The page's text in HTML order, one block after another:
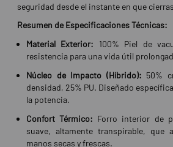
seguridad desde el instante en que
Resumen de Especificaciones Técnicas:
Material Exterior: 100% Piel de
resistencia para una vida útil
Núcleo de Impacto (Híbrido): 50%
densidad, 25% PU. Diseñado
la potencia.
Confort Térmico: Forro interior de
suave, altamente transpirable, que
manos secas y frescas.